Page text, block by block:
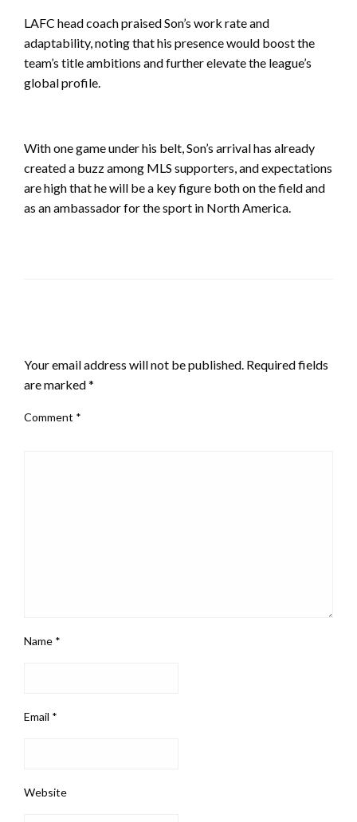
LAFC head coach praised Son’s work rate and
adaptability, noting that his presence would boost the
team’s title ambitions and further elevate the league’s
global profile.
With one game under his belt, Son’s arrival has already
created a buzz among MLS supporters, and expectations
are high that he will be a key figure both on the field and
as an ambassador for the sport in North America.
Your email address will not be published. Required fields
are marked*
Comment *
Name *
Email *
Website